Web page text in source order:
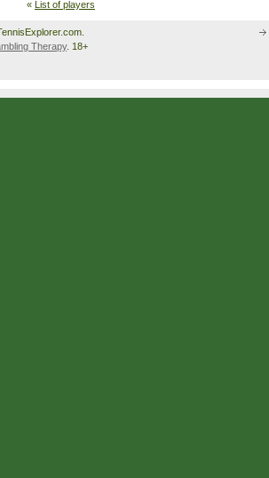
« List of players
Therapy. 18+